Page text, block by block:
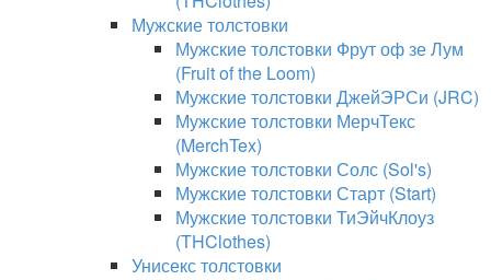
Мужские толстовки
Мужские толстовки Фрут оф зе Лум
(Fruit of the Loom)
Мужские толстовки ДжейЭРСи (JRC)
Мужские толстовки МерчТекс
(MerchTex)
Мужские толстовки Солс (Sol's)
Мужские толстовки Старт (Start)
Мужские толстовки ТиЭйчКлоуз
(THClothes)
Унисекс толстовки